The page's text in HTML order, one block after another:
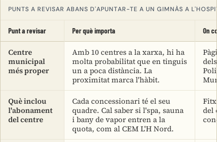
PUNTS A REVISAR ABANS D'APUNTAR-TE A UN GIMNÀS A
Punt a revisar Per què importa On
Centre
municipal
més proper
Amb 10 centres a la xarxa, hi ha
molta probabilitat que en tinguis
un a poca distància. La
proximitat marca l'hàbit.
dels
Què inclou
l'abonament
del centre
Cada concessionari té el seu
quadre. Cal saber si l'spa, sauna
i bany de vapor entren a la
quota, com al CEM L'H Nord.
del